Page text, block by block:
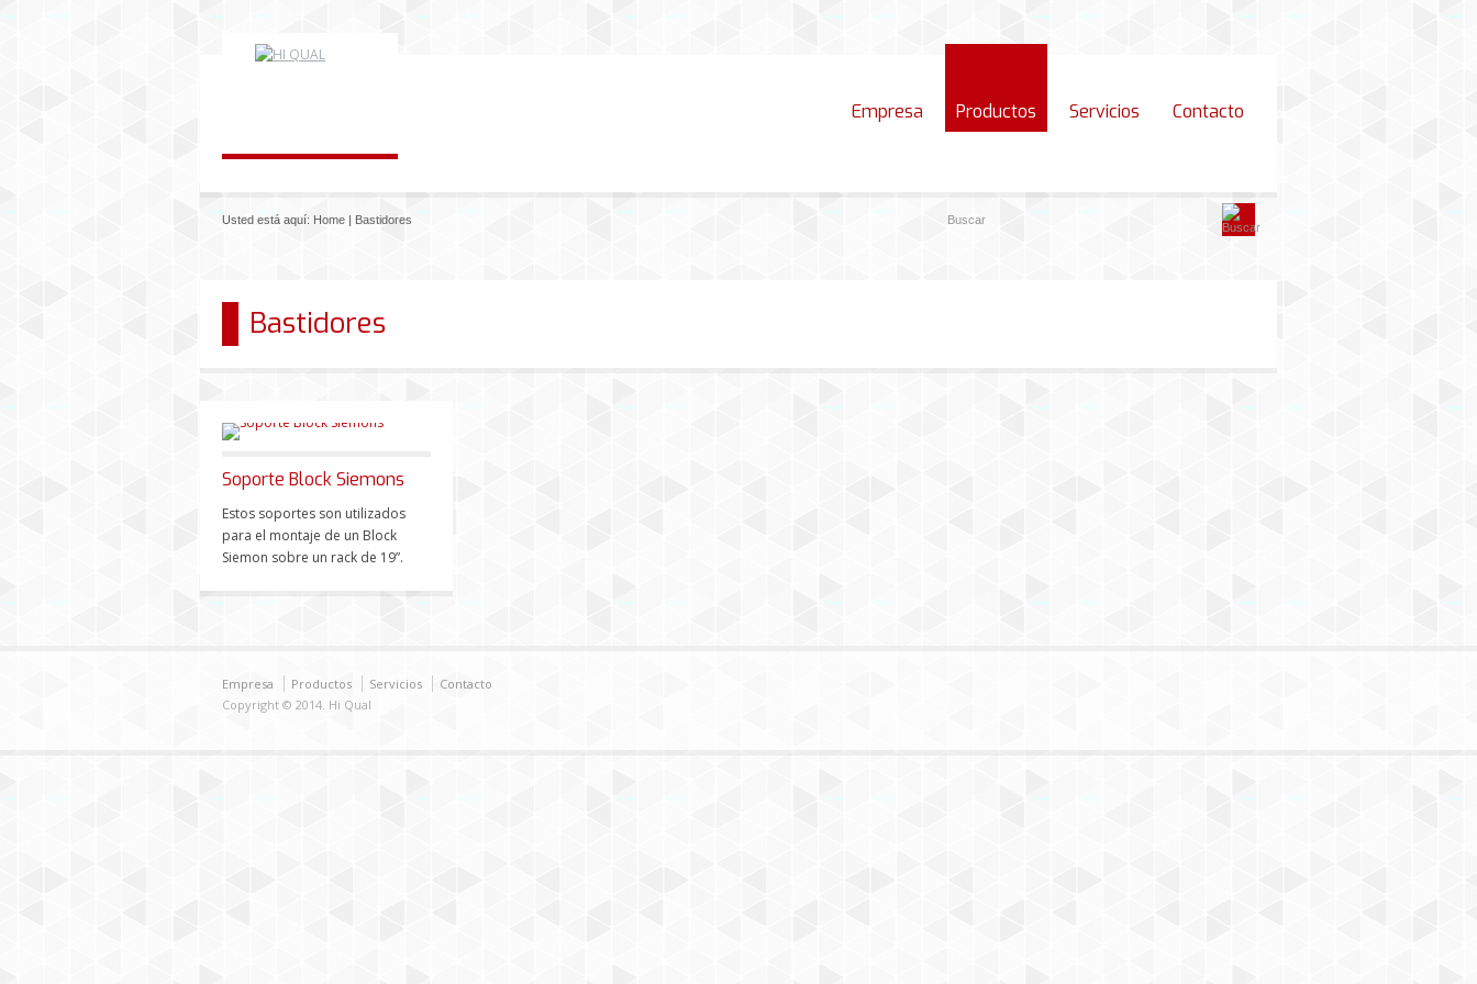
Empresa Productos Servicios Contacto
Usted está aquí: Home | Bastidores
Bastidores
Soporte Block Siemons
Estos soportes son utilizados
para el montaje de un Block
Siemon sobre un rack de 19”.
Empresa Productos Servicios
Contacto
Copyright © 2014. Hi Qual